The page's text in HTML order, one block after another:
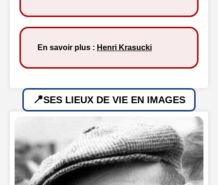
En savoir plus : Henri Krasucki
SES LIEUX DE VIE EN IMAGES